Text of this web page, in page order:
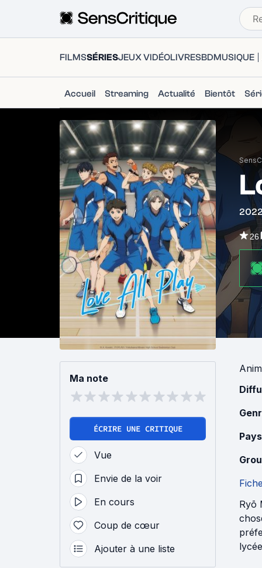
FILMSSÉRIESJEUX VIDÉOLIVRESBDMUSIQUE
Accueil Streaming Actualité Bientôt
2022
26
Ma note
ÉCRIRE UNE CRITIQUE
Vue
Envie de la voir
En cours
Coup de cœur
Ajouter à une liste
Ryō